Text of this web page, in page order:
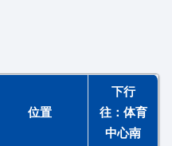
位置
下行
往：体育
中心南